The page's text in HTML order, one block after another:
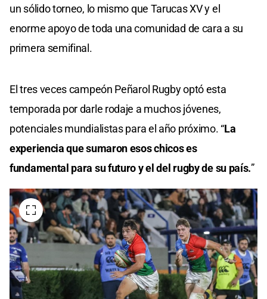
un sólido torneo, lo mismo que Tarucas XV y el
enorme apoyo de toda una comunidad de cara a su
primera semifinal.
El tres veces campeón Peñarol Rugby optó esta
temporada por darle rodaje a muchos jóvenes,
potenciales mundialistas para el año próximo. “La
experiencia que sumaron esos chicos es
fundamental para su futuro y el del rugby de su país.”